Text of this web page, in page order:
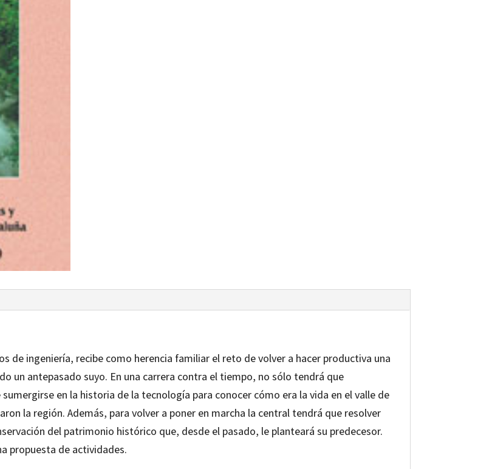
de ingeniería, recibe como herencia familiar el reto de volver a hacer productiva una
un antepasado suyo. En una carrera contra el tiempo, no sólo tendrá que
en la historia de la tecnología para conocer cómo era la vida en el valle de
la región. Además, para volver a poner en marcha la central tendrá que resolver
del patrimonio histórico que, desde el pasado, le planteará su predecesor.
propuesta de actividades.